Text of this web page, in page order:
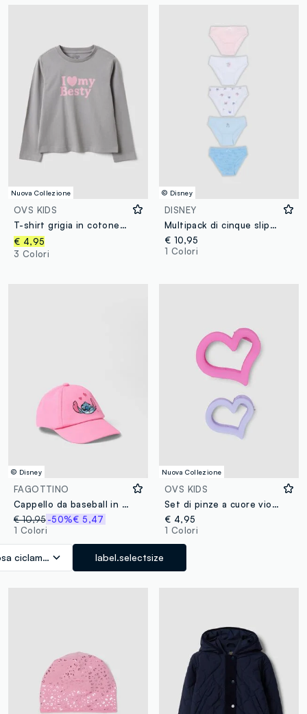
Nuova Collezione
OVS KIDS
T-shirt grigia in cotone organico scritta frontale per bambina regular fit
€ 4,95
3 Colori
© Disney
DISNEY
Multipack di cinque slip multicolor in cotone organico elasticizzato con stampa Stitch
€ 10,95
1 Colori
© Disney
FAGOTTINO
Cappello da baseball in puro cotone rosa da bimba con Stitch
€ 10,95-50%€ 5,47
1 Colori
ciclamino label.selectsize
Nuova Collezione
OVS KIDS
Set di pinze a cuore viola e rosa per capelli per bambina e ragazza
€ 4,95
1 Colori